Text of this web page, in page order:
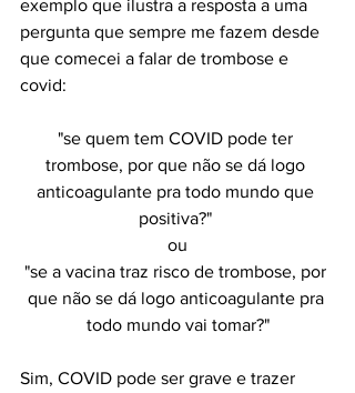
exemplo que ilustra a resposta a uma
pergunta que sempre me fazem desde
que comecei a falar de trombose e
covid:
"se quem tem COVID pode ter
trombose, por que não se dá logo
anticoagulante pra todo mundo que
positiva?"
ou
"se a vacina traz risco de trombose, por
que não se dá logo anticoagulante pra
todo mundo vai tomar?"
Sim, COVID pode ser grave e trazer